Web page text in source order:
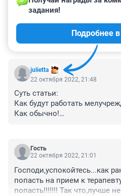
Гость
как не работали, так и не
julietta
задания!
Подробнее
22 октября 2022, 21:48
Суть статьи:
Как будут работать
Как обычно!
Жаль, что сейчас СМИ не на
материалы, а то я вам бы
Гость
22 октября 2022, 21:01
Господи,успокойтесь...как
попасть на прием к
попасть!!!!!!! Так что,лучше